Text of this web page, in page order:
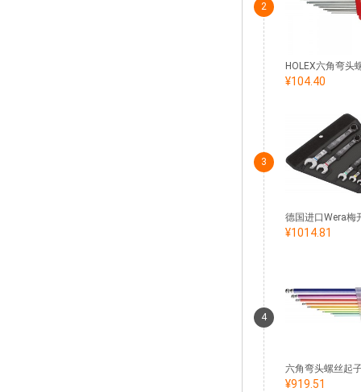
2
3
4
¥104.40
¥1014.81
¥919.51